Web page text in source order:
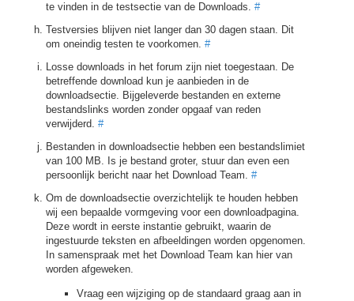
te vinden in de testsectie van de Downloads. #
Testversies blijven niet langer dan 30 dagen staan. Dit
om oneindig testen te voorkomen. #
Losse downloads in het forum zijn niet toegestaan. De
betreffende download kun je aanbieden in de
downloadsectie. Bijgeleverde bestanden en externe
bestandslinks worden zonder opgaaf van reden
verwijderd. #
Bestanden in downloadsectie hebben een bestandslimiet
van 100 MB. Is je bestand groter, stuur dan even een
persoonlijk bericht naar het Download Team. #
Om de downloadsectie overzichtelijk te houden hebben
wij een bepaalde vormgeving voor een downloadpagina.
Deze wordt in eerste instantie gebruikt, waarin de
ingestuurde teksten en afbeeldingen worden opgenomen.
In samenspraak met het Download Team kan hier van
worden afgeweken.
Vraag een wijziging op de standaard graag aan in